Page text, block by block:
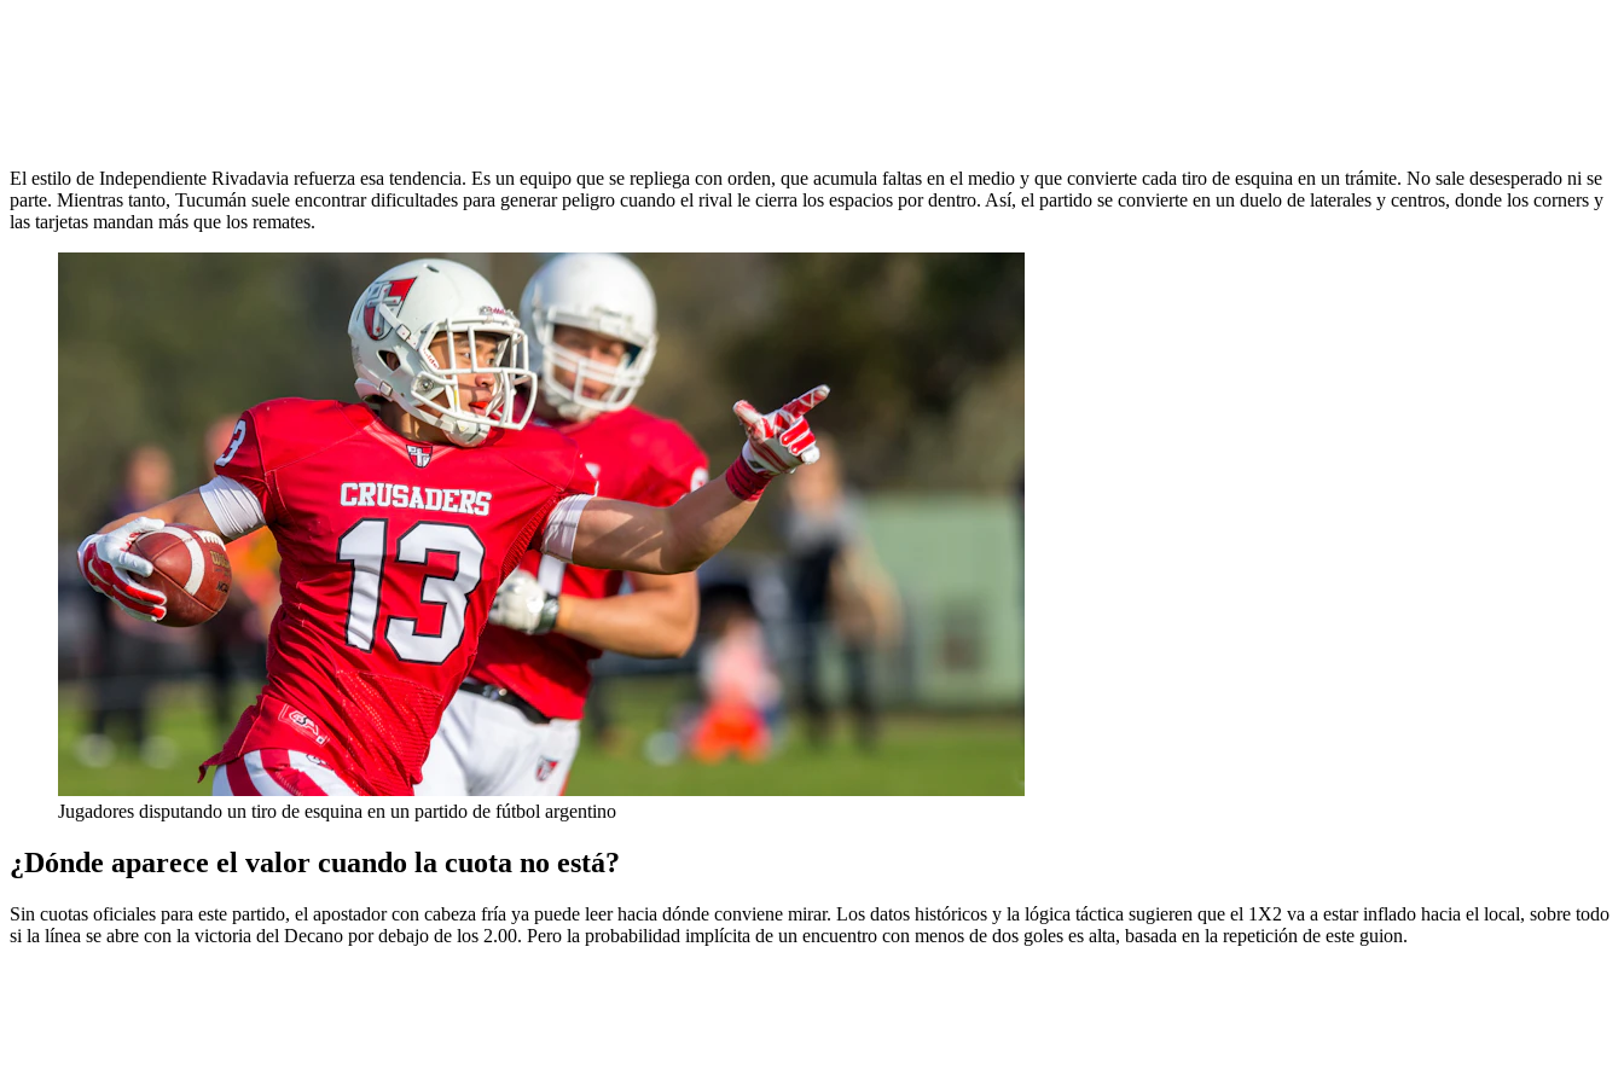
El estilo de Independiente Rivadavia refuerza esa tendencia. Es un equipo que se repliega con orden, que acumula faltas en el medio y que convierte cada tiro de esquina en un trámite. No sale desesperado ni se
parte. Mientras tanto, Tucumán suele encontrar dificultades para generar peligro cuando el rival le cierra los espacios por dentro. Así, el partido se convierte en un duelo de laterales y centros, donde los corners y
las tarjetas mandan más que los remates.
Jugadores disputando un tiro de esquina en un partido de fútbol argentino
¿Dónde aparece el valor cuando la cuota no está?
Sin cuotas oficiales para este partido, el apostador con cabeza fría ya puede leer hacia dónde conviene mirar. Los datos históricos y la lógica táctica sugieren que el 1X2 va a estar inflado hacia el local, sobre todo
si la línea se abre con la victoria del Decano por debajo de los 2.00. Pero la probabilidad implícita de un encuentro con menos de dos goles es alta, basada en la repetición de este guion.